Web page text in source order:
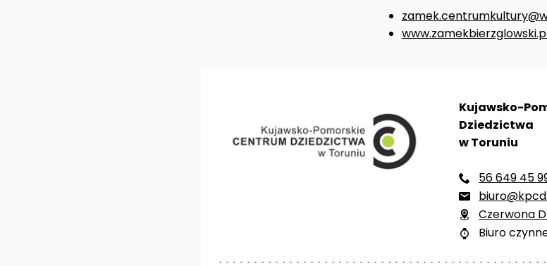
Kujawsko-
Dziedzictwa
w Toruniu
 56 649 45

 Czerwona
 Biuro